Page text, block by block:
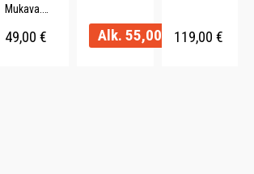
Mukava.
49,00 € Alk. 55,00
150 x 210
cm.
119,00 €